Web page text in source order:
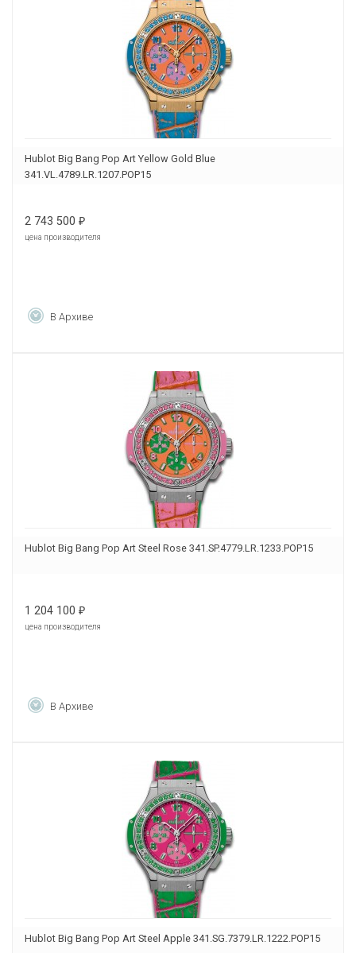
Hublot Big Bang Pop Art Yellow Gold Blue
341.VL.4789.LR.1207.POP15
2 743 500 ₽
цена производителя
В Архиве
Hublot Big Bang Pop Art Steel Rose 341.SP.4779.LR.1233.POP15
1 204 100 ₽
цена производителя
В Архиве
Hublot Big Bang Pop Art Steel Apple 341.SG.7379.LR.1222.POP15